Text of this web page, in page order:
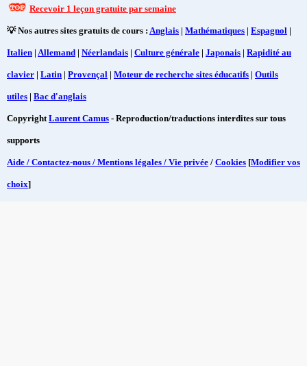
Recevoir 1 leçon gratuite par semaine
💡 Nos autres sites gratuits de cours : Anglais | Mathématiques | Espagnol |
Italien | Allemand | Néerlandais | Culture générale | Japonais | Rapidité au
clavier | Latin | Provençal | Moteur de recherche sites éducatifs | Outils
utiles | Bac d'anglais
CopyrightLaurent Camus - Reproduction/traductions interdites sur tous
supports
Aide / Contactez-nous / Mentions légales / Vie privée / Cookies [Modifier vos
choix]